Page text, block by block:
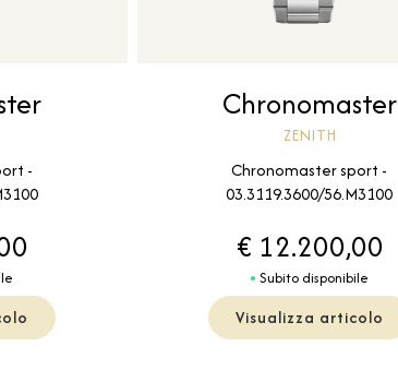
-
Chronomaster
ZENITH
Chronomaster sport -
03.3119.3600/56.M3100
€ 12.200,00
Subito disponibile
Visualizza articolo